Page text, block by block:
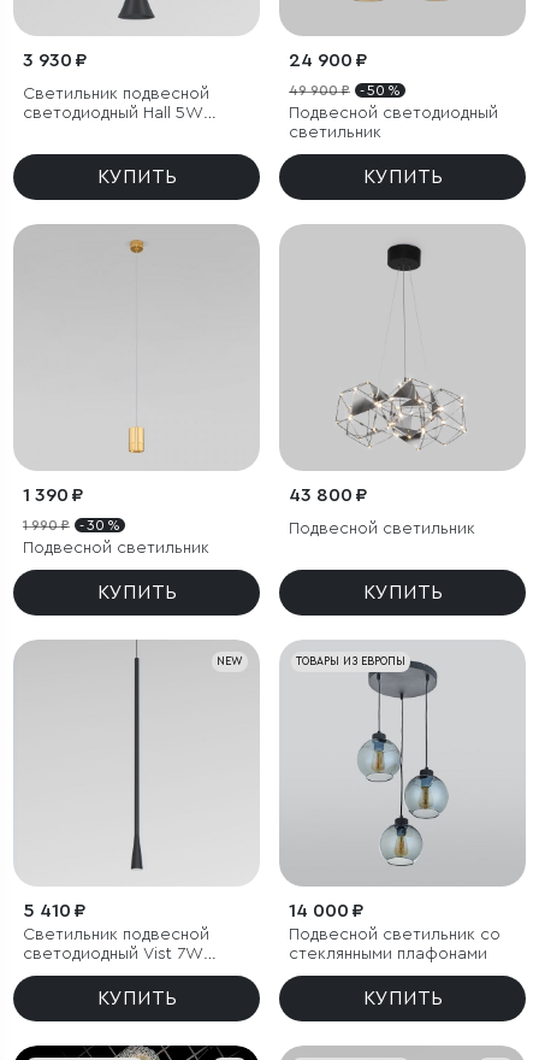
3 930 ₽
Светильник подвесной
светодиодный Hall 5W
КУПИТЬ
24 900 ₽
49 900 ₽ - 50 %
Подвесной светодиодный
светильник
КУПИТЬ
1 390 ₽
1 990 ₽ - 30 %
Подвесной светильник
КУПИТЬ
43 800 ₽
Подвесной светильник
КУПИТЬ
NEW
5 410 ₽
Светильник подвесной
светодиодный Vist 7W
4000K черный
КУПИТЬ
ТОВАРЫ ИЗ ЕВРОПЫ
14 000 ₽
Подвесной светильник со
стеклянными плафонами
КУПИТЬ